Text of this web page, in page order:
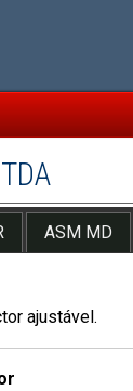
ASM MD
ajustável.